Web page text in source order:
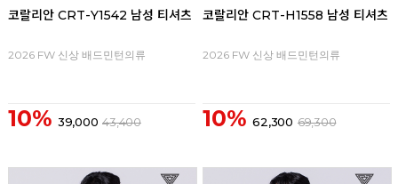
코랄리안 CRT-Y1542 남성 티셔츠
2026 FW 신상 배드민턴의류
10% 39,000 43,400
코랄리안 CRT-H1558 남성 티셔츠
2026 FW 신상 배드민턴의류
10% 62,300 69,300